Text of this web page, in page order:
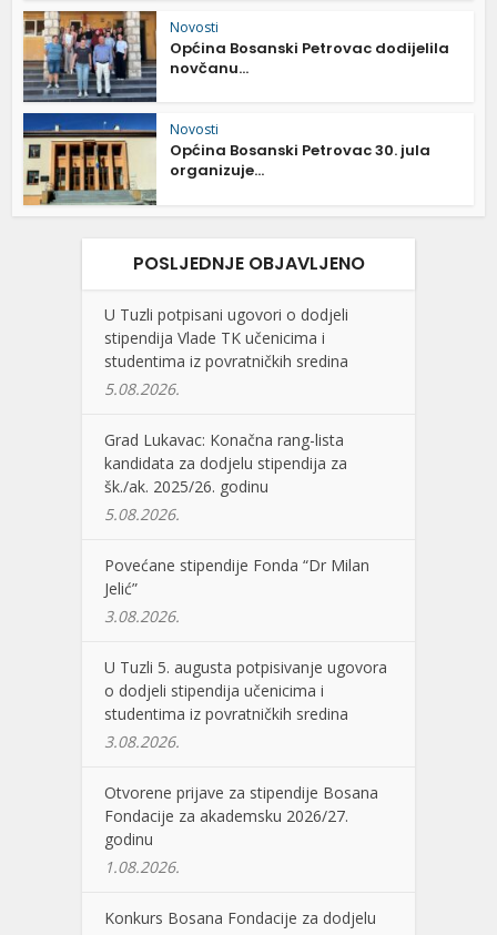
Novosti
Općina Bosanski Petrovac dodijelila
novčanu...
Novosti
Općina Bosanski Petrovac 30. jula
organizuje...
POSLJEDNJE OBJAVLJENO
U Tuzli potpisani ugovori o dodjeli
stipendija Vlade TK učenicima i
studentima iz povratničkih sredina
5.08.2026.
Grad Lukavac: Konačna rang-lista
kandidata za dodjelu stipendija za
šk./ak. 2025/26. godinu
5.08.2026.
Povećane stipendije Fonda “Dr Milan
Jelić”
3.08.2026.
U Tuzli 5. augusta potpisivanje ugovora
o dodjeli stipendija učenicima i
studentima iz povratničkih sredina
3.08.2026.
Otvorene prijave za stipendije Bosana
Fondacije za akademsku 2026/27.
godinu
1.08.2026.
Konkurs Bosana Fondacije za dodjelu